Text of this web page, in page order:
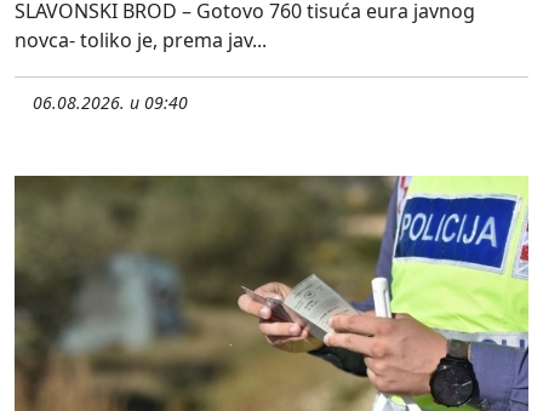
SLAVONSKI BROD – Gotovo 760 tisuća eura javnog
novca- toliko je, prema jav...
06.08.2026. u 09:40